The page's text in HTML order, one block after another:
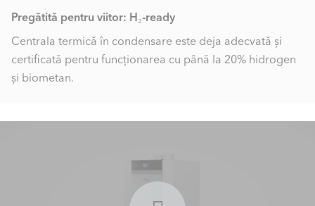
Pregătită pentru viitor: H₂-ready
Centrala termică în condensare este deja adecvată și
certificată pentru funcționarea cu până la 20% hidrogen
și biometan.